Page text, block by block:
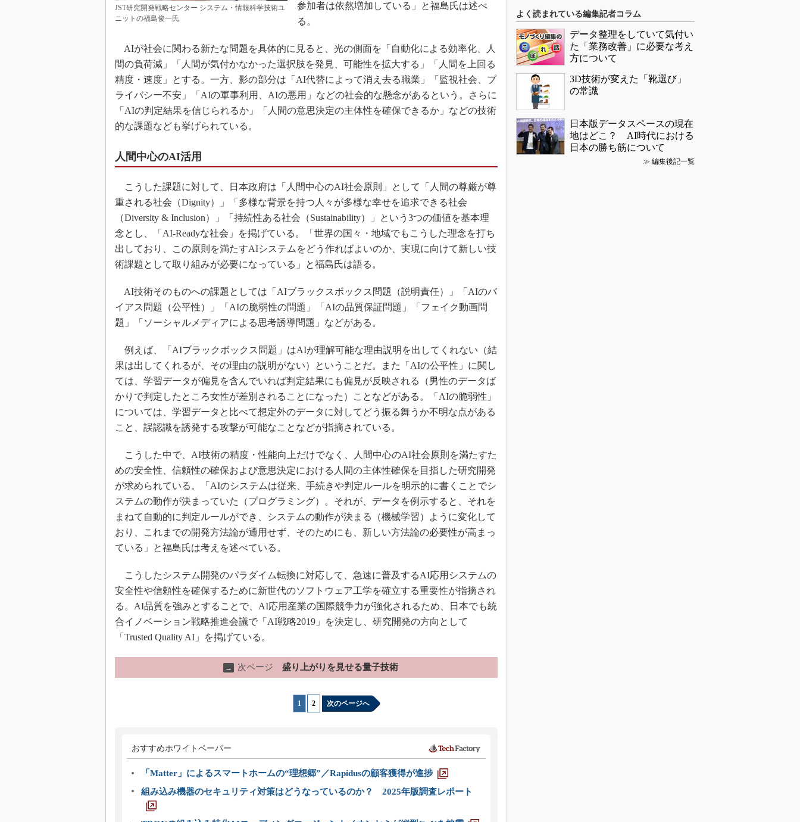
JST研究開発戦略センター システム・情報科学技術ユ
ニットの福島俊一氏
参加者は依然増加している」と福島氏は述べ
る。
AIが社会に関わる新たな問題を具体的に見ると、光の側面を「自動化による効率化、人
間の負荷減」「人間が気付かなかった選択肢を発見、可能性を拡大する」「人間を上回る
精度・速度」とする。一方、影の部分は「AI代替によって消え去る職業」「監視社会、プ
ライバシー不安」「AIの軍事利用、AIの悪用」などの社会的な懸念があるという。さらに
「AIの判定結果を信じられるか」「人間の意思決定の主体性を確保できるか」などの技術
的な課題なども挙げられている。
人間中心のAI活用
こうした課題に対して、日本政府は「人間中心のAI社会原則」として「人間の尊厳が尊
重される社会（Dignity）」「多様な背景を持つ人々が多様な幸せを追求できる社会
（Diversity & Inclusion）」「持続性ある社会（Sustainability）」という3つの価値を基本理
念とし、「AI-Readyな社会」を掲げている。「世界の国々・地域でもこうした理念を打ち
出しており、この原則を満たすAIシステムをどう作ればよいのか、実現に向けて新しい技
術課題として取り組みが必要になっている」と福島氏は語る。
AI技術そのものへの課題としては「AIブラックスボックス問題（説明責任）」「AIのバ
イアス問題（公平性）」「AIの脆弱性の問題」「AIの品質保証問題」「フェイク動画問
題」「ソーシャルメディアによる思考誘導問題」などがある。
例えば、「AIブラックボックス問題」はAIが理解可能な理由説明を出してくれない（結
果は出してくれるが、その理由の説明がない）ということだ。また「AIの公平性」に関し
ては、学習データが偏見を含んでいれば判定結果にも偏見が反映される（男性のデータば
かりで判定したところ女性が差別されることになった）ことなどがある。「AIの脆弱性」
については、学習データと比べて想定外のデータに対してどう振る舞うか不明な点がある
こと、誤認識を誘発する攻撃が可能なことなどが指摘されている。
こうした中で、AI技術の精度・性能向上だけでなく、人間中心のAI社会原則を満たすた
めの安全性、信頼性の確保および意思決定における人間の主体性確保を目指した研究開発
が求められている。「AIのシステムは従来、手続きや判定ルールを明示的に書くことでシ
ステムの動作が決まっていた（プログラミング）。それが、データを例示すると、それを
まねて自動的に判定ルールができ、システムの動作が決まる（機械学習）ように変化して
おり、これまでの開発方法論が通用せず、そのためにも、新しい方法論の必要性が高まっ
ている」と福島氏は考えを述べている。
こうしたシステム開発のパラダイム転換に対応して、急速に普及するAI応用システムの
安全性や信頼性を確保するために新世代のソフトウェア工学を確立する重要性が指摘され
る。AI品質を強みとすることで、AI応用産業の国際競争力が強化されるため、日本でも統
合イノベーション戦略推進会議で「AI戦略2019」を決定し、研究開発の方向として
「Trusted Quality AI」を掲げている。
→ 次ページ 盛り上がりを見せる量子技術
1 2 次のページへ
おすすめホワイトペーパー
「Matter」によるスマートホームの“理想郷”／Rapidusの顧客獲得が進捗
組み込み機器のセキュリティ対策はどうなっているのか？ 2025年版調査レポート
よく読まれている編集記者コラム
データ整理をしていて気付い
た「業務改善」に必要な考え
方について
3D技術が変えた「靴選び」
の常識
日本版データスペースの現在
地はどこ？ AI時代における
日本の勝ち筋について
≫ 編集後記一覧